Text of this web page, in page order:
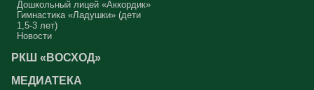
Дошкольный лицей «Аккордик»
Гимнастика «Ладушки» (дети
1,5-3 лет)
Новости
РКШ «ВОСХОД»
МЕДИАТЕКА